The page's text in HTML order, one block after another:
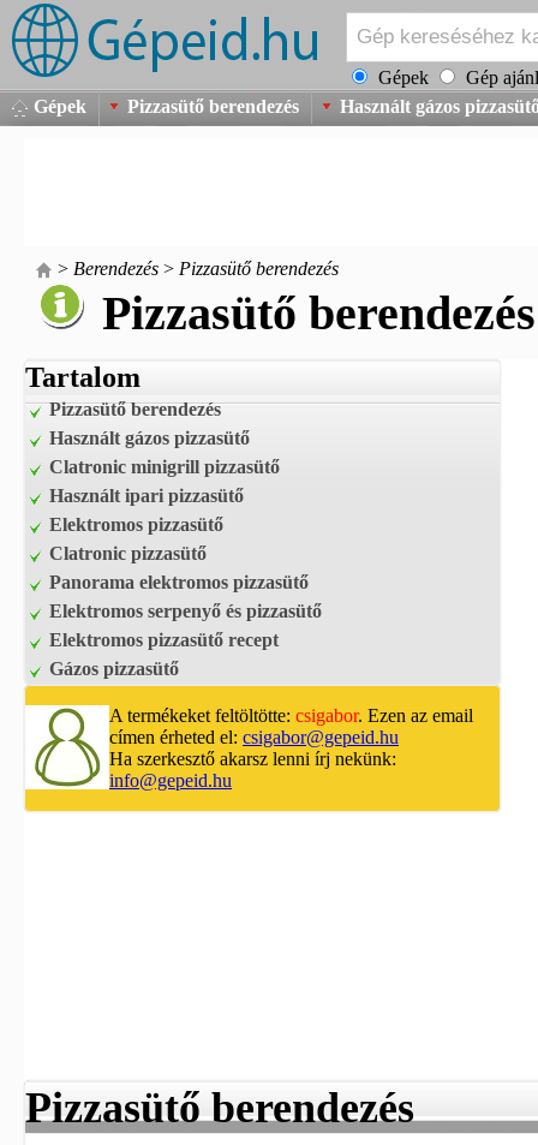
Gépek
Gép
Gépek
Pizzasütő berendezés Használt gázos
> Berendezés > Pizzasütő berendezés
Pizzasütő berendezés
Tartalom
Pizzasütő berendezés
Használt gázos pizzasütő
Clatronic minigrill pizzasütő
Használt ipari pizzasütő
Elektromos pizzasütő
Clatronic pizzasütő
Panorama elektromos pizzasütő
Elektromos serpenyő és pizzasütő
Elektromos pizzasütő recept
Gázos pizzasütő
A termékeket feltöltötte: csigabor. Ezen az email
címen érheted el: csigabor@gepeid.hu
Ha szerkesztő akarsz lenni írj nekünk:
info@gepeid.hu
Pizzasütő berendezés